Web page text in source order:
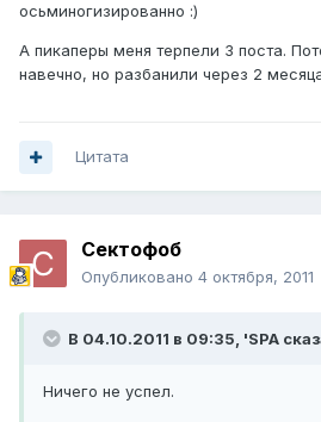
осьминогизированно :)
А пикаперы меня терпели 3 поста.
навечно, но разбанили через 2
Цитата
Сектофоб
Опубликовано 4 октября, 2011
В 04.10.2011 в 09:35, 'SPA
Ничего не успел.